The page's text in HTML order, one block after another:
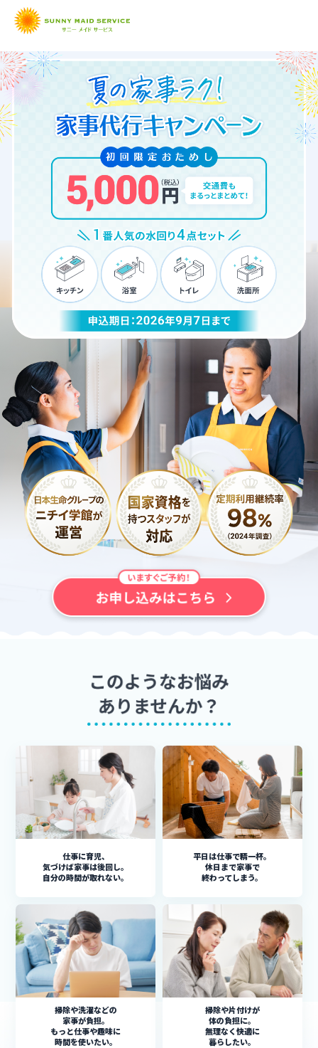
仕事に育児、
気づけば家事は後回し。
自分の時間が取れない。
平日は仕事で精一杯。
休日まで家事で
終わってしまう。
掃除や洗濯などの
家事が負担。
もっと仕事や趣味に
時間を使いたい。
掃除や片付けが
体の負担に。
無理なく快適に
暮らしたい。